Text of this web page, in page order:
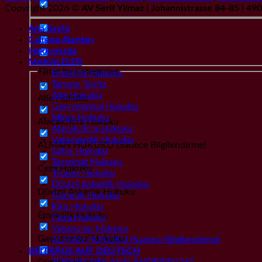
Filter by Categories
Aile Hukuku
Alacak/İcra Hukuku
ALMAN HUKUKU (Sadece Bilgilendirme)
Ceza Hukuku
Dövizli Askerlik Hukuku
Emeklilik Hukuku
Gayrımenkul Hukuku
Copyright 2026 © AV Serif Yilmaz | Johannistrasse 84-85 |
Ana Sayfa
Çalışma Alanları
Hakkımızda
MAKALELER
Emeklilik Hukuku
Tanıma Tenfiz
Aile Hukuku
Gayrımenkul Hukuku
Miras Hukuku
Alacak/İcra Hukuku
Vatandaşlık Hukuku
Şahıs Hukuku
Tazminat Hukuku
Ticaret Hukuku
Dövizli Askerlik Hukuku
Gümrük Hukuku
Kira Hukuku
Ceza Hukuku
Yabancılar Hukuku
ALMAN HUKUKU (Sadece Bilgilendirme)
BEITRÄGE AUF DEUTSCH